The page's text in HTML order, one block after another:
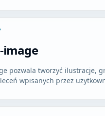
image
pozwala tworzyć ilustracje,
wpisanych przez